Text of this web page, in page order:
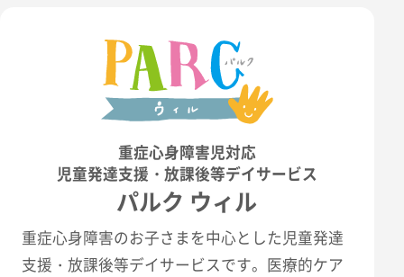
重症心身障害児対応
児童発達支援・放課後等デイサービス
パルク ウィル
重症心身障害のお子さまを中心とした児童発達
支援・放課後等デイサービスです。医療的ケア